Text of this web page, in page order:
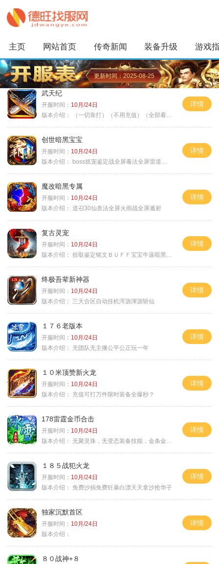
主页 网站首页 传奇新闻 装备升级 游戏
更新时间：2025-08-25
武天纪
开服时间： 10月/24日
版本介绍：
（一切靠打）（不用充值）（全部看脸）
详情
创世暗黑宝宝
开服时间： 10月/24日
版本介绍：
boss抓宠鉴定战全屏毒法全屏雷道全屏狗
详情
魔改暗黑专属
开服时间： 10月/24日
版本介绍： 道召30仙兽法全屏火雨战全屏溅射
详情
复古灵宠
开服时间： 10月/24日
版本介绍： 拾取鉴定铭文ＢＵＦＦ宝宝牛逼暗黑属性
详情
终极吾辈新神器
开服时间： 10月/24日
版本介绍：
三天合区自动挂机浑源渾源斩仙
详情
１７６老版本
开服时间： 10月/24日
版本介绍： 无团队无主播公平公正玩一年
详情
１０米顶赞新火龙
开服时间： 10月/24日
版本介绍：
充值可打万件限时装备全爆秒？
详情
178雷霆金币合击
开服时间： 10月/24日
版本介绍： 无聚灵珠，无变态装备技能，金条金刚石保底
详情
１８５战犯火龙
开服时间： 10月/24日
版本介绍： 免费沙捐免费狂暴白漂天天拿沙抢华子
详情
独家沉默首区
开服时间： 10月/24日
版本介绍：
详情
８０战神+８